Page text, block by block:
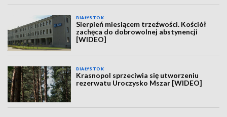
BIAŁYSTOK
Sierpień miesiącem trzeźwości. Kościół
zachęca do dobrowolnej abstynencji
[WIDEO]
BIAŁYSTOK
Krasnopol sprzeciwia się utworzeniu
rezerwatu Uroczysko Mszar [WIDEO]